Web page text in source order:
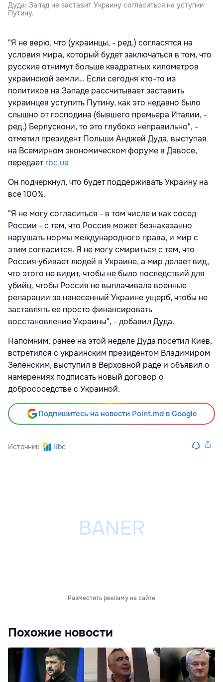
Дуда: Запад не заставит Украину согласиться на уступки
Путину.
"Я не верю, что (украинцы, - ред.) согласятся на
условия мира, который будет заключаться в том, что
русские отнимут больше квадратных километров
украинской земли… Если сегодня кто-то из
политиков на Западе рассчитывает заставить
украинцев уступить Путину, как это недавно было
слышно от господина (бывшего премьера Италии, -
ред.) Берлускони, то это глубоко неправильно", -
отметил президент Польши Анджей Дуда, выступая
на Всемирном экономическом форуме в Давосе,
передаетrbc.ua
Он подчеркнул, что будет поддерживать Украину на
все 100%.
"Я не могу согласиться - в том числе и как сосед
России - с тем, что Россия может безнаказанно
нарушать нормы международного права, и мир с
этим согласится. Я не могу смириться с тем, что
Россия убивает людей в Украине, а мир делает вид,
что этого не видит, чтобы не было последствий для
убийц, чтобы Россия не выплачивала военные
репарации за нанесенный Украине ущерб, чтобы не
заставлять ее просто финансировать
восстановление Украины", - добавил Дуда.
Напомним, ранее на этой неделе Дуда посетил Киев,
встретился с украинским президентом Владимиром
Зеленским, выступил в Верховной раде и объявил о
намерениях подписать новый договор о
добрососедстве с Украиной.
Подпишитесь на новости Point.md в Google
Источник Rbc
Разместить рекламу на сайте
Похожие новости